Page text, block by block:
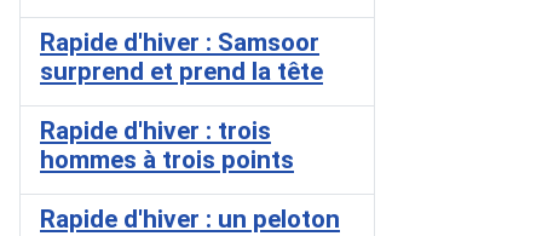
Rapide d'hiver : Samsoor
surprend et prend la tête
Rapide d'hiver : trois
hommes à trois points
Rapide d'hiver : un peloton